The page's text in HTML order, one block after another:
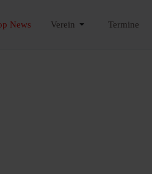
News Verein Termine